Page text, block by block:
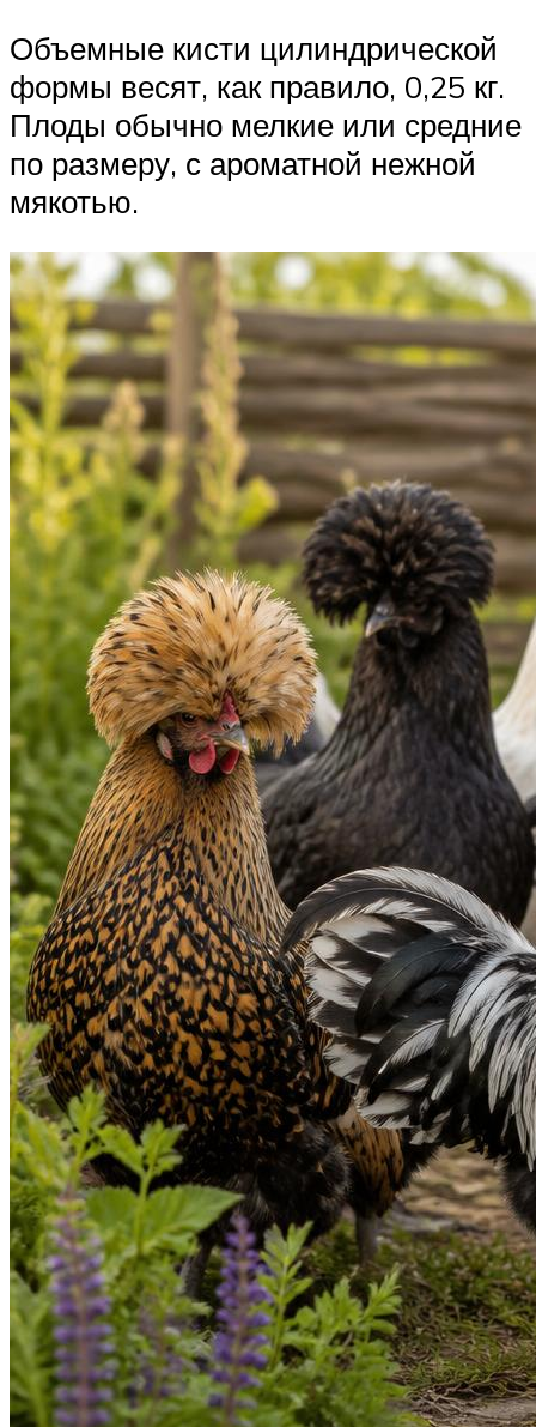
Объемные кисти цилиндрической
формы весят, как правило, 0,25 кг.
Плоды обычно мелкие или средние
по размеру, с ароматной нежной
мякотью.